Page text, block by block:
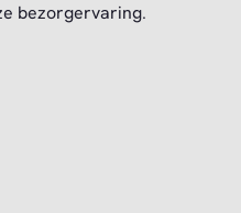
bezorgervaring.